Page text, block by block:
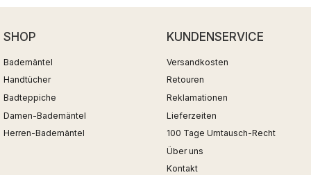
SHOP
Bademäntel
Handtücher
Badteppiche
Damen-Bademäntel
Herren-Bademäntel
KUNDENSERVICE
Versandkosten
Retouren
Reklamationen
Lieferzeiten
100 Tage Umtausch-Recht
Über uns
Kontakt